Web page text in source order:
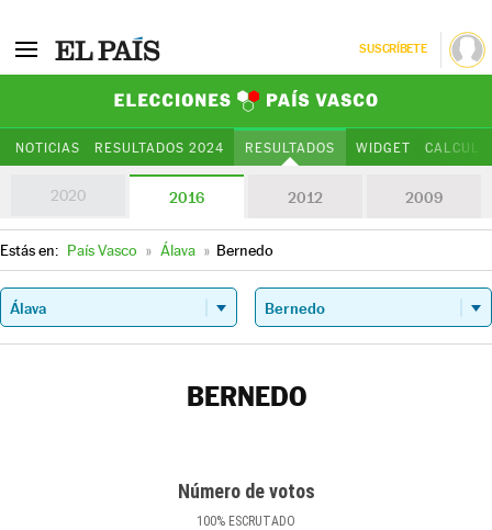
SUSCRÍBETE
NOTICIAS RESULTADOS 2024 RESULTADOS WIDGET
2020 2016 2012 2009
Estás en: País Vasco » Álava » Bernedo
BERNEDO
Número de votos
100% ESCRUTADO